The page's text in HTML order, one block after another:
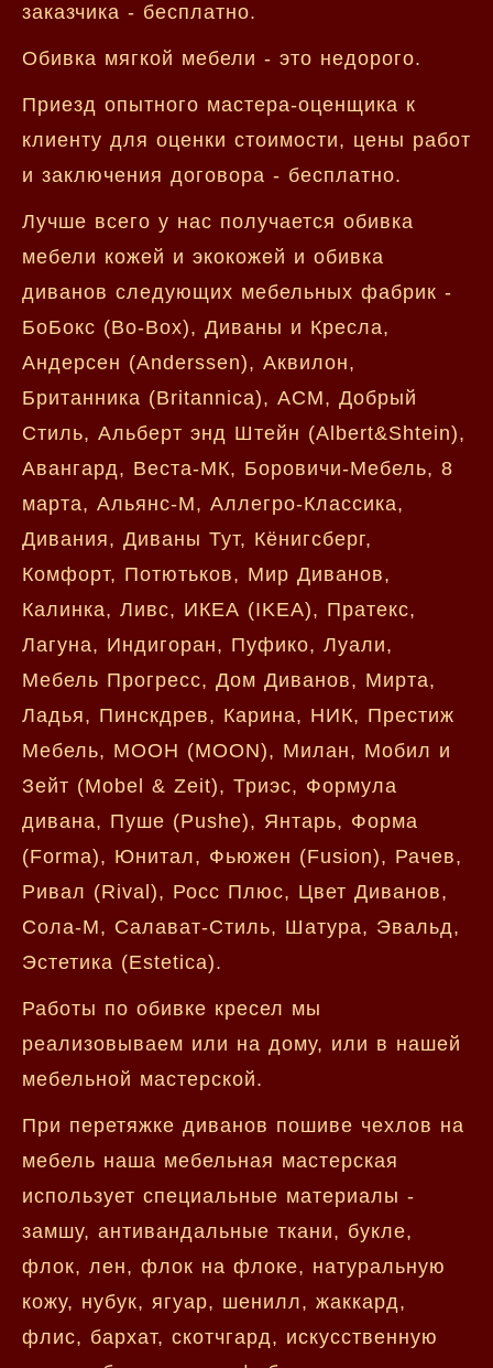
заказчика - бесплатно.
Обивка мягкой мебели - это недорого.
Приезд опытного мастера-оценщика к
клиенту для оценки стоимости, цены работ
и заключения договора - бесплатно.
Лучше всего у нас получается обивка
мебели кожей и экокожей и обивка
диванов следующих мебельных фабрик -
БоБокс (Bo-Box), Диваны и Кресла,
Андерсен (Anderssen), Аквилон,
Британника (Britannica), АСМ, Добрый
Стиль, Альберт энд Штейн (Albert&Shtein),
Авангард, Веста-МК, Боровичи-Мебель, 8
марта, Альянс-М, Аллегро-Классика,
Дивания, Диваны Тут, Кёнигсберг,
Комфорт, Потютьков, Мир Диванов,
Калинка, Ливс, ИКЕА (IKEA), Пратекс,
Лагуна, Индигоран, Пуфико, Луали,
Мебель Прогресс, Дом Диванов, Мирта,
Ладья, Пинскдрев, Карина, НИК, Престиж
Мебель, МООН (MOON), Милан, Мобил и
Зейт (Mobel & Zeit), Триэс, Формула
дивана, Пуше (Pushe), Янтарь, Форма
(Forma), Юнитал, Фьюжен (Fusion), Рачев,
Ривал (Rival), Росс Плюс, Цвет Диванов,
Сола-М, Салават-Стиль, Шатура, Эвальд,
Эстетика (Estetica).
Работы по обивке кресел мы
реализовываем или на дому, или в нашей
мебельной мастерской.
При перетяжке диванов пошиве чехлов на
мебель наша мебельная мастерская
использует специальные материалы -
замшу, антивандальные ткани, букле,
флок, лен, флок на флоке, натуральную
кожу, нубук, ягуар, шенилл, жаккард,
флис, бархат, скотчгард, искусственную